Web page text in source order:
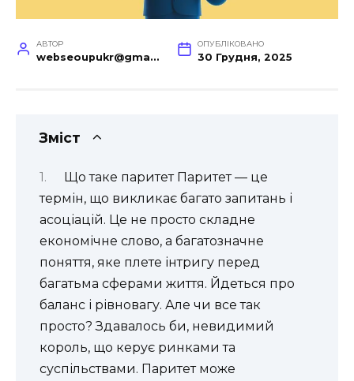
АВТОР
webseoupukr@gmail.com
ОПУБЛІКОВАНО
30 Грудня, 2025
Зміст
Що таке паритет Паритет — це
термін, що викликає багато запитань і
асоціацій. Це не просто складне
економічне слово, а багатозначне
поняття, яке плете інтригу перед
багатьма сферами життя. Йдеться про
баланс і рівновагу. Але чи все так
просто? Здавалось би, невидимий
король, що керує ринками та
суспільствами. Паритет може